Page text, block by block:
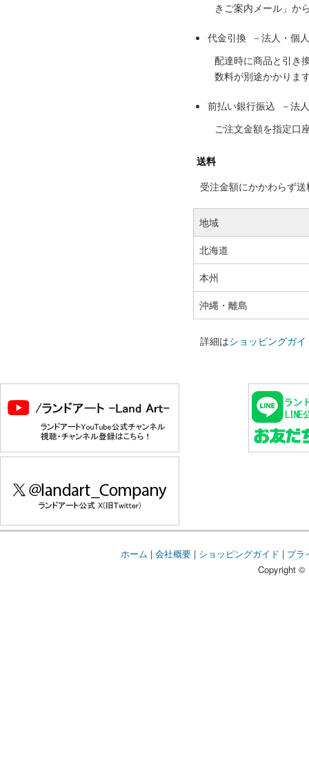
きご案内メール」か
代金引換 －法人・個
配達時に商品と引き
数料が別途かかりま
前払い銀行振込 －法
ご注文金額を指定口
送料
受注金額にかかわらず
地域
北海道
本州
沖縄・離島
詳細はショッピングガイ
ホーム | 会社概要| ショッピングガイド | プラ
Copyright ©